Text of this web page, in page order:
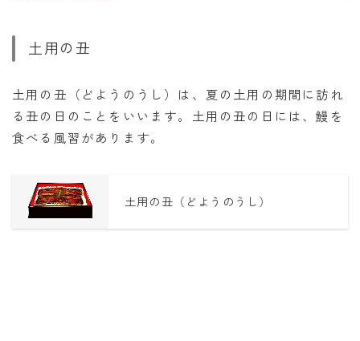
土用の丑
土用の丑（どようのうし）は、夏の土用の期間に訪れ
る丑の日のことをいいます。土用の丑の日には、鰻を
食べる風習があります。
土用の丑（どようのうし）